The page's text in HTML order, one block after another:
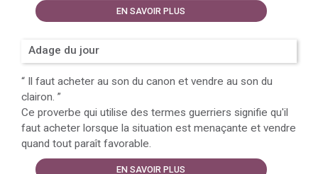
EN SAVOIR PLUS
Adage du jour
“ Il faut acheter au son du canon et vendre au son du
clairon. ”
Ce proverbe qui utilise des termes guerriers signifie qu'il
faut acheter lorsque la situation est menaçante et vendre
quand tout paraît favorable.
EN SAVOIR PLUS